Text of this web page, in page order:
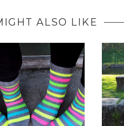
ALSO LIKE